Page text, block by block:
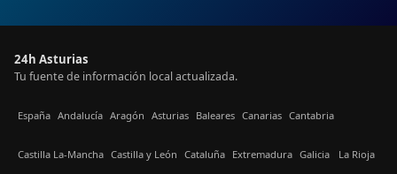
24h Asturias
Tu fuente de información local actualizada.
España Andalucía Aragón Asturias Baleares Canarias Cantabria
Castilla La-Mancha Castilla y León Cataluña Extremadura Galicia La Rioja